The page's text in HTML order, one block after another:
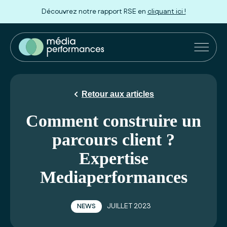
Découvrez notre rapport RSE en cliquant ici !
Marques et Agences
Distributeurs
Innovation
Nos engagements
Rejoignez-nous
Retour aux articles
Comment construire un
parcours client ?
Expertise
Mediaperformances
NEWS JUILLET 2023